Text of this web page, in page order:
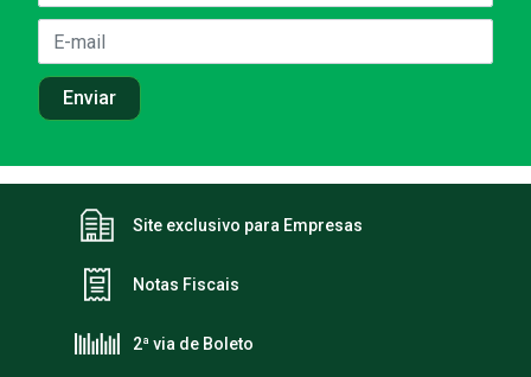
Site exclusivo para Empresas
Notas Fiscais
2ª via de Boleto